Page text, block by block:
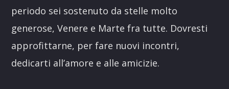
periodo sei sostenuto da stelle molto
generose, Venere e Marte fra tutte. Dovresti
approfittarne, per fare nuovi incontri,
dedicarti all’amore e alle amicizie.